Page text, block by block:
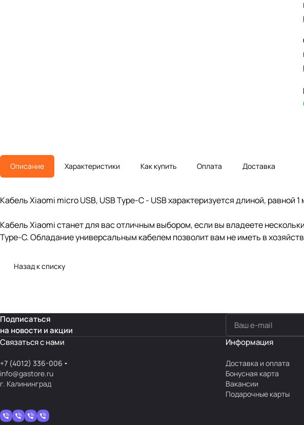
Описание Характеристики Как купить Оплата Доставка
Кабель Xiaomi micro USB, USB Type-C - USB характеризуется длиной, равной
Кабель Xiaomi станет для вас отличным выбором, если вы владеете
Type-C. Обладание универсальным кабелем позволит вам не иметь в
Назад к списку
Подписаться
на новости и акции
Связаться с нами
+7 (4012) 336-006
info@gastore.ru
г. Калининград
Информация
Доставка и оплата
Бонусная карта
Вакансии
Подарочные карты